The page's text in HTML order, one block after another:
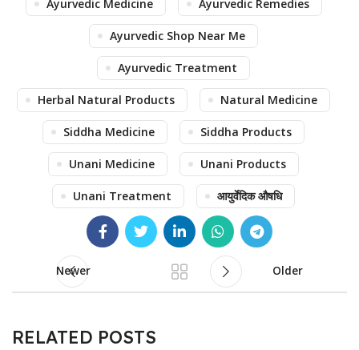
Ayurvedic Medicine Ayurvedic Remedies
Ayurvedic Shop Near Me
Ayurvedic Treatment
Herbal Natural Products Natural Medicine
Siddha Medicine Siddha Products
Unani Medicine Unani Products
Unani Treatment आयुर्वेदिक औषधि
Newer Older
RELATED POSTS